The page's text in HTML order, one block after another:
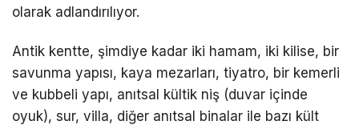
olarak adlandırılıyor.
Antik kentte, şimdiye kadar iki hamam, iki kilise, bir
savunma yapısı, kaya mezarları, tiyatro, bir kemerli
ve kubbeli yapı, anıtsal kültik niş (duvar içinde
oyuk), sur, villa, diğer anıtsal binalar ile bazı kült